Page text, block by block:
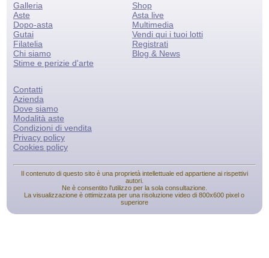
Galleria
Aste
Dopo-asta
Gutai
Filatelia
Chi siamo
Stime e perizie d'arte
Shop
Asta live
Multimedia
Vendi qui i tuoi lotti
Registrati
Blog & News
Contatti
Azienda
Dove siamo
Modalità aste
Condizioni di vendita
Privacy policy
Cookies policy
Il contenuto di questo sito è una proprietà intellettuale ed appartiene ai rispettivi
autori.
Ne è consentito l'utilizzo per la sola consultazione.
La visualizzazione è ottimizzata per una risoluzione video di 800x600 pixel o
superiore